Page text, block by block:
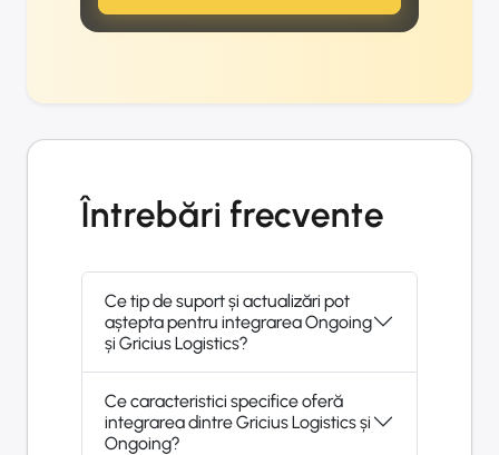
Întrebări frecvente
Ce tip de suport și actualizări pot
aștepta pentru integrarea Ongoing
și Gricius Logistics?
Ce caracteristici specifice oferă
integrarea dintre Gricius Logistics și
Ongoing?